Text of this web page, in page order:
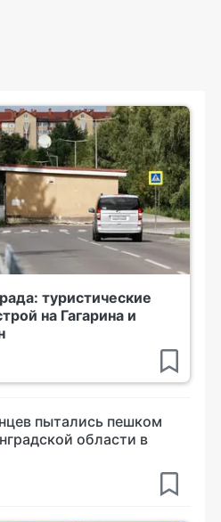
туристические
на Гагарина и
пытались пешком
области в